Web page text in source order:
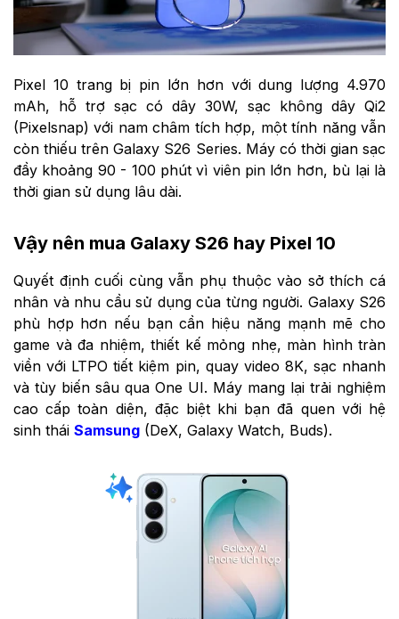
Pixel 10 trang bị pin lớn hơn với dung lượng 4.970
mAh, hỗ trợ sạc có dây 30W, sạc không dây Qi2
(Pixelsnap) với nam châm tích hợp, một tính năng vẫn
còn thiếu trên Galaxy S26 Series. Máy có thời gian sạc
đầy khoảng 90 - 100 phút vì viên pin lớn hơn, bù lại là
thời gian sử dụng lâu dài.
Vậy nên mua Galaxy S26 hay Pixel 10
Quyết định cuối cùng vẫn phụ thuộc vào sở thích cá
nhân và nhu cầu sử dụng của từng người. Galaxy S26
phù hợp hơn nếu bạn cần hiệu năng mạnh mẽ cho
game và đa nhiệm, thiết kế mỏng nhẹ, màn hình tràn
viền với LTPO tiết kiệm pin, quay video 8K, sạc nhanh
và tùy biến sâu qua One UI. Máy mang lại trải nghiệm
cao cấp toàn diện, đặc biệt khi bạn đã quen với hệ
sinh thái Samsung (DeX, Galaxy Watch, Buds).